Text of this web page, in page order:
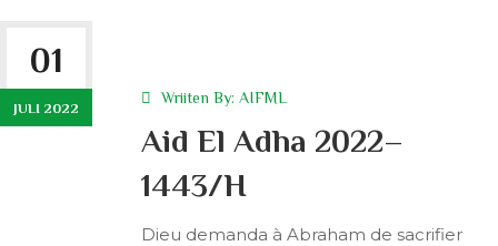
01
JULI 2022
Wriiten By: AIFML
Aid El Adha 2022–
1443/H
Dieu demanda à Abraham de sacrifier